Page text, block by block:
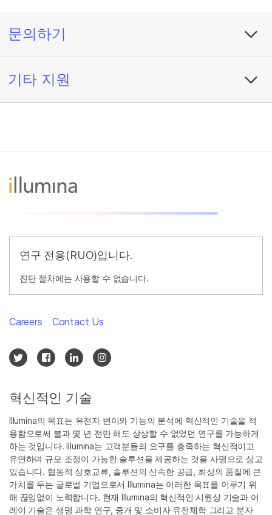
문의하기
기타 지원
연구 전용(RUO)입니다.
진단 절차에는 사용할 수 없습니다.
혁신적인 기술
Illumina의 목표는 유전자 변이와 기능의 분석에 혁신적인 기술을 적
용함으로써 불과 몇 년 전만 해도 상상할 수 없었던 연구를 가능하게
하는 것입니다. Illumina는 고객분들의 요구를 충족하는 혁신적이고
유연하며 규모 조정이 가능한 솔루션을 제공하는 것을 사명으로 삼고
있습니다. 협동적 상호교류, 솔루션의 신속한 공급, 최상의 품질에 큰
가치를 두는 글로벌 기업으로서 Illumina는 이러한 목표를 이루기 위
해 끊임없이 노력합니다. 현재 Illumina의 혁신적인 시퀀싱 기술과 어
레이 기술은 생명 과학 연구, 중개 및 소비자 유전체학 그리고 분자
Careers Contact Us